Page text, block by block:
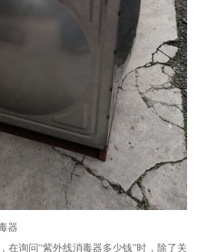
器
在询问“紫外线消毒器多少钱”时，除了关